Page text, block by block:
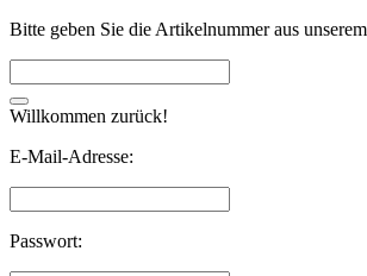
Bitte geben Sie die Artikelnummer aus
Willkommen zurück!
E-Mail-Adresse:
Passwort: